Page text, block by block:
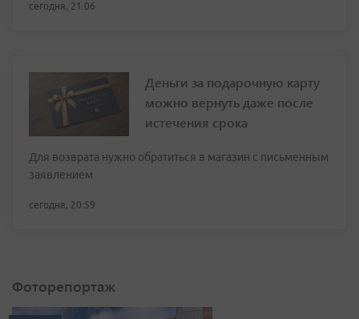
сегодня, 21:06
Деньги за подарочную карту
можно вернуть даже после
истечения срока
Для возврата нужно обратиться в магазин с письменным
заявлением
сегодня, 20:59
Фоторепортаж